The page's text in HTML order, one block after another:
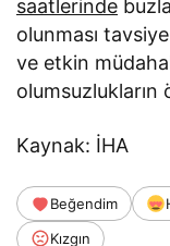
saatlerinde
olunması
ve etkin
olumsuzlukların
Kaynak: İHA
Beğendim
Kızgın